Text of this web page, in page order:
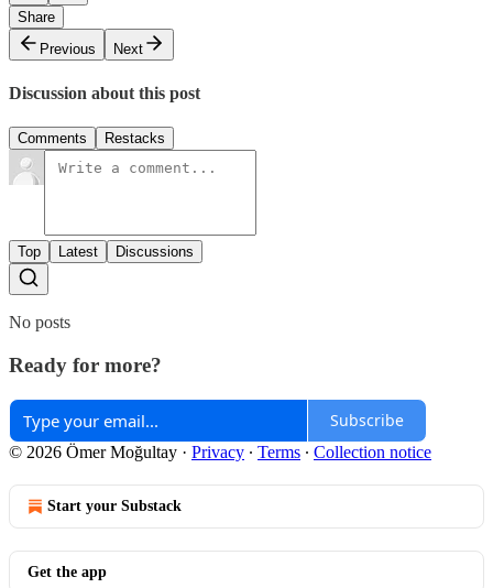
Share
Previous
Next
Discussion about this post
Comments Restacks
Top Latest Discussions
No posts
Ready for more?
Subscribe
© 2026 Ömer Moğultay · Privacy ∙ Terms ∙ Collection notice
Start your Substack
Get the app